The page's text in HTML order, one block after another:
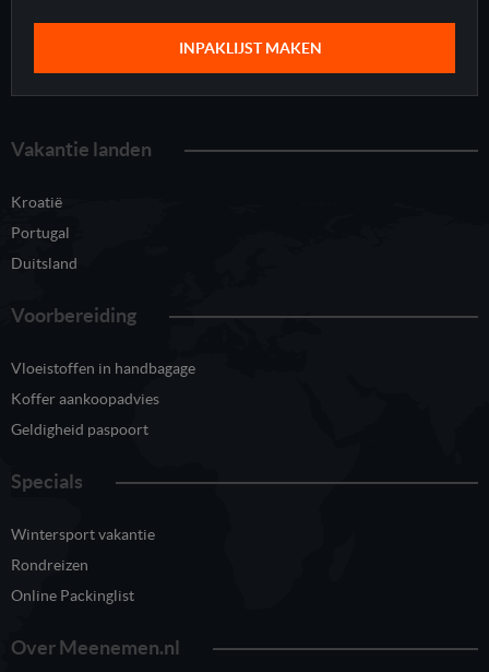
INPAKLIJST MAKEN
Vakantie landen
Kroatië
Portugal
Duitsland
Voorbereiding
Vloeistoffen in handbagage
Koffer aankoopadvies
Geldigheid paspoort
Specials
Wintersport vakantie
Rondreizen
Online Packinglist
Over Meenemen.nl